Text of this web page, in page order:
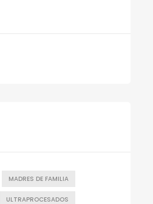
MADRES DE FAMILIA
ULTRAPROCESADOS